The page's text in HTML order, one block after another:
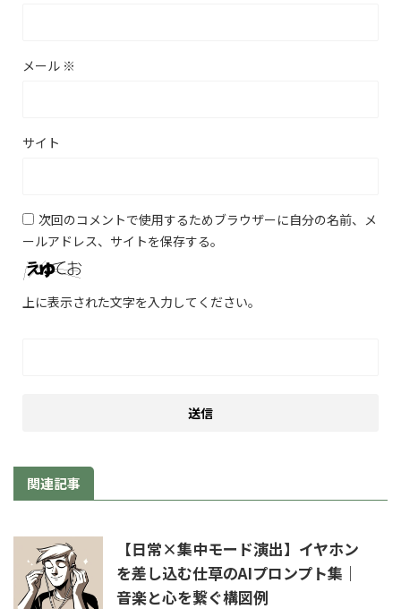
メール ※
サイト
次回のコメントで使用するためブラウザーに自分の名前、メ
ールアドレス、サイトを保存する。
上に表示された文字を入力してください。
関連記事
【日常×集中モード演出】イヤホン
を差し込む仕草のAIプロンプト集｜
音楽と心を繋ぐ構図例